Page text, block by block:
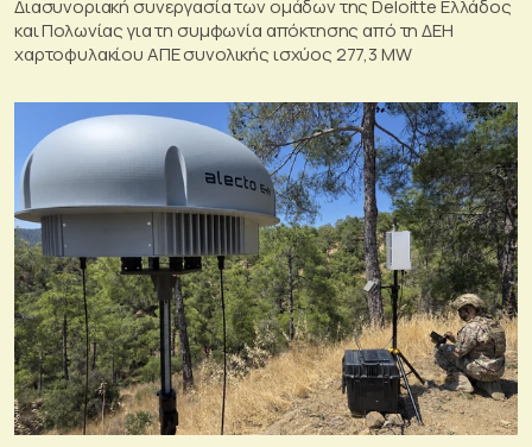
Διασυνοριακή συνεργασία των ομάδων της Deloitte Ελλάδος
και Πολωνίας για τη συμφωνία απόκτησης από τη ΔΕΗ
χαρτοφυλακίου ΑΠΕ συνολικής ισχύος 277,3 MW